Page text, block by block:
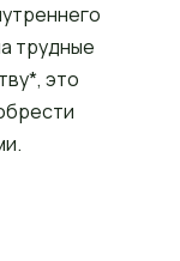
трудные
это